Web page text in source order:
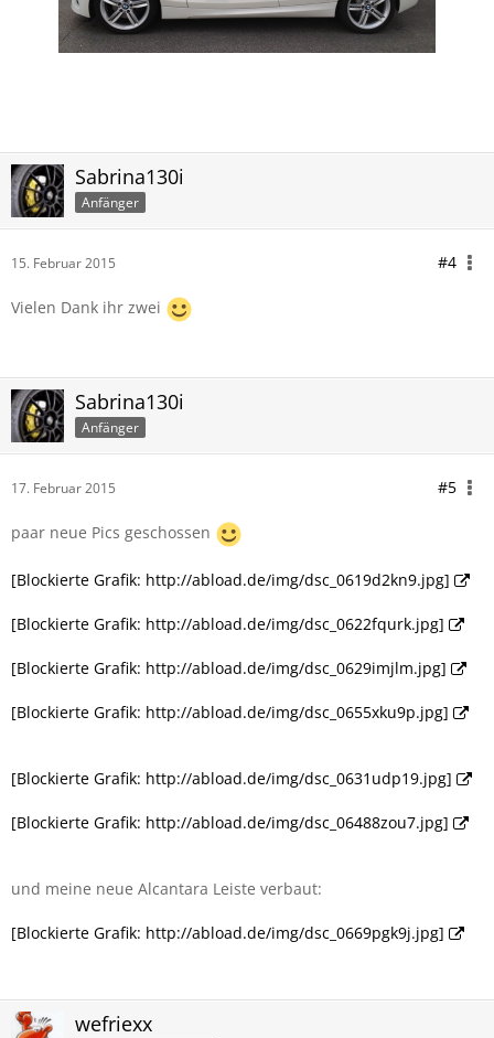
Sabrina130i
Anfänger
15. Februar 2015 #4
Vielen Dank ihr zwei
Sabrina130i
Anfänger
17. Februar 2015 #5
paar neue Pics geschossen
[Blockierte Grafik: http://abload.de/img/dsc_0619d2kn9.jpg]
[Blockierte Grafik: http://abload.de/img/dsc_0622fqurk.jpg]
[Blockierte Grafik: http://abload.de/img/dsc_0629imjlm.jpg]
[Blockierte Grafik: http://abload.de/img/dsc_0655xku9p.jpg]
[Blockierte Grafik: http://abload.de/img/dsc_0631udp19.jpg]
[Blockierte Grafik: http://abload.de/img/dsc_06488zou7.jpg]
und meine neue Alcantara Leiste verbaut:
[Blockierte Grafik: http://abload.de/img/dsc_0669pgk9j.jpg]
wefriexx